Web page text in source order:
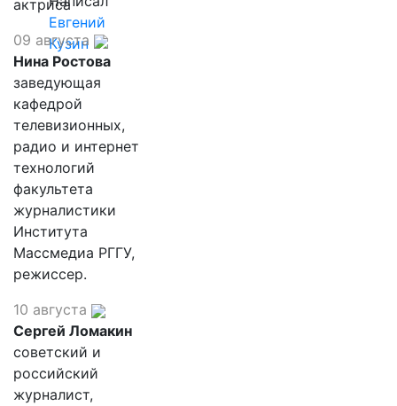
Евгений
Кузин
актриса
09 августа
Нина Ростова
заведующая
кафедрой
телевизионных,
радио и интернет
технологий
факультета
журналистики
Института
Массмедиа РГГУ,
режиссер.
10 августа
Сергей Ломакин
советский и
российский
журналист,